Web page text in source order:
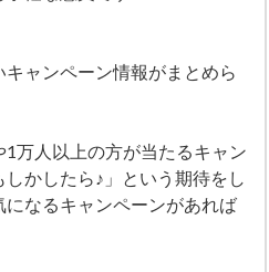
ャンペーン情報がまとめら
万人以上の方が当たるキャン
かしたら♪」という期待をし
なるキャンペーンがあれば